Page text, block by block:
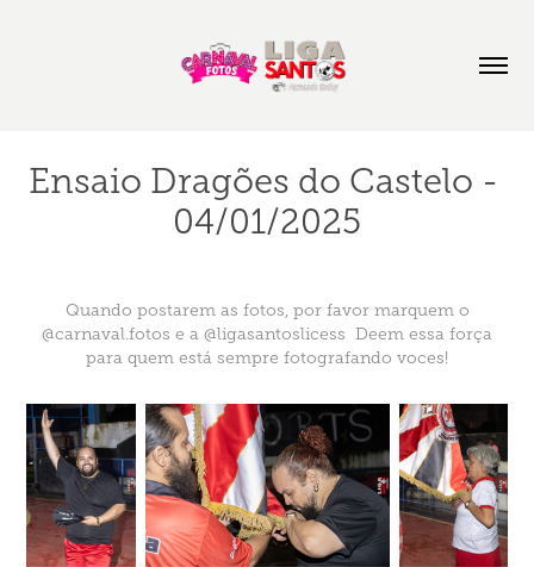
Ensaio Dragões do Castelo -
04/01/2025
Quando postarem as fotos, por favor marquem o
@carnaval.fotos e a @ligasantoslicess Deem essa força
para quem está sempre fotografando voces!